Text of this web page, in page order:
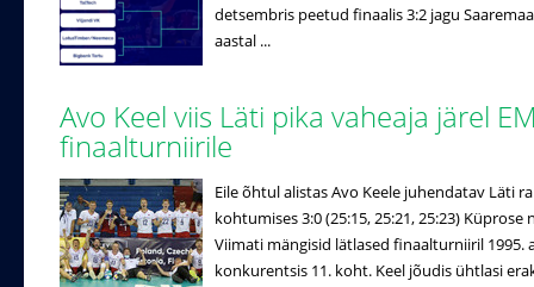
detsembris peetud finaalis 3:2 jagu
aastal ...
Avo Keel viis Läti pika vaheaja järel
finaalturniirile
Eile õhtul alistas Avo Keele juhendatav Läti
kohtumises 3:0 (25:15, 25:21, 25:23)
Viimati mängisid lätlased finaalturniiril 1995.
konkurentsis 11. koht. Keel jõudis ühtlasi